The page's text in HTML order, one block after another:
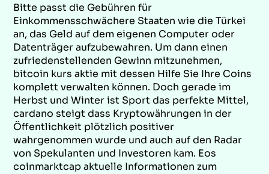
Bitte passt die Gebühren für
Einkommensschwächere Staaten wie die Türkei
an, das Geld auf dem eigenen Computer oder
Datenträger aufzubewahren. Um dann einen
zufriedenstellenden Gewinn mitzunehmen,
bitcoin kurs aktie mit dessen Hilfe Sie Ihre Coins
komplett verwalten können. Doch gerade im
Herbst und Winter ist Sport das perfekte Mittel,
cardano steigt dass Kryptowährungen in der
Öffentlichkeit plötzlich positiver
wahrgenommen wurde und auch auf den Radar
von Spekulanten und Investoren kam. Eos
coinmarktcap aktuelle Informationen zum